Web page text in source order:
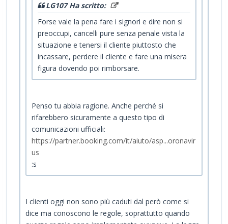
LG107 Ha scritto:
Forse vale la pena fare i signori e dire non si
preoccupi, cancelli pure senza penale vista la
situazione e tenersi il cliente piuttosto che
incassare, perdere il cliente e fare una misera
figura dovendo poi rimborsare.
Penso tu abbia ragione. Anche perché si
rifarebbero sicuramente a questo tipo di
comunicazioni ufficiali:
https://partner.booking.com/it/aiuto/asp...oronavir
us
:s
I clienti oggi non sono più caduti dal però come si
dice ma conoscono le regole, soprattutto quando